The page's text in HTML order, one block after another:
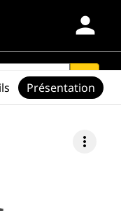
person
search
more_vert
Présentation